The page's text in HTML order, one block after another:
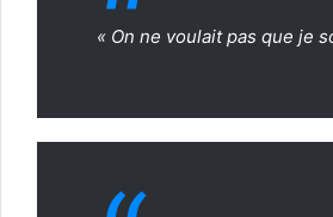
« On ne voulait pas que je